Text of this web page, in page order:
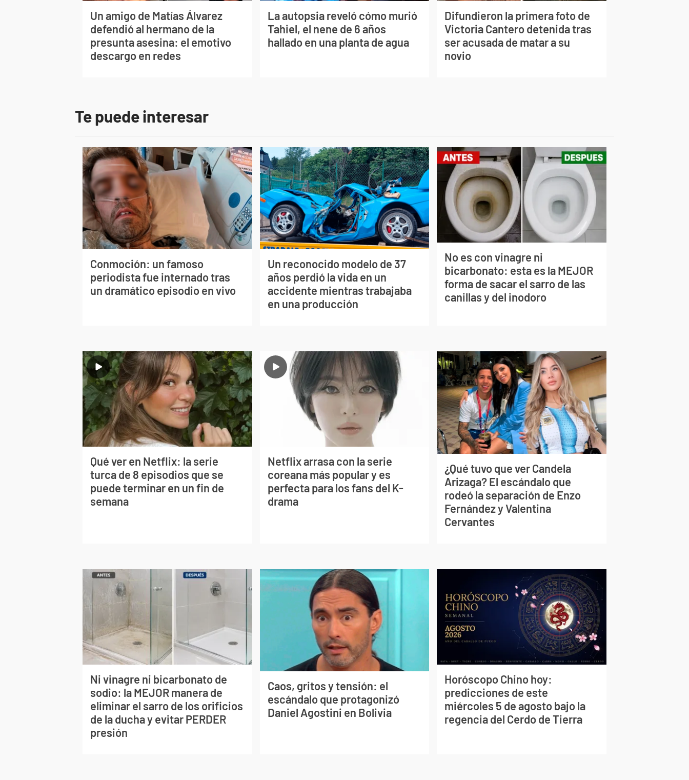
Un amigo de Matías Álvarez
defendió al hermano de la
presunta asesina: el emotivo
descargo en redes
La autopsia reveló cómo murió
Tahiel, el nene de 6 años
hallado en una planta de agua
Difundieron la primera foto de
Victoria Cantero detenida tras
ser acusada de matar a su
novio
Te puede interesar
Conmoción: un famoso
periodista fue internado tras
un dramático episodio en vivo
Un reconocido modelo de 37
años perdió la vida en un
accidente mientras trabajaba
en una producción
No es con vinagre ni
bicarbonato: esta es la MEJOR
forma de sacar el sarro de las
canillas y del inodoro
Qué ver en Netflix: la serie
turca de 8 episodios que se
puede terminar en un fin de
semana
Netflix arrasa con la serie
coreana más popular y es
perfecta para los fans del K-
drama
¿Qué tuvo que ver Candela
Arizaga? El escándalo que
rodeó la separación de Enzo
Fernández y Valentina
Cervantes
Ni vinagre ni bicarbonato de
sodio: la MEJOR manera de
eliminar el sarro de los orificios
de la ducha y evitar PERDER
presión
Caos, gritos y tensión: el
escándalo que protagonizó
Daniel Agostini en Bolivia
Horóscopo Chino hoy:
predicciones de este
miércoles 5 de agosto bajo la
regencia del Cerdo de Tierra